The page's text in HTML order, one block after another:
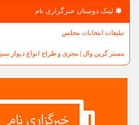
لینک دوستان خبرگزاری نام
تبلیغات انتخابات مجلس
مستر گرین وال | مجری و طراح انواع دیوار سبز